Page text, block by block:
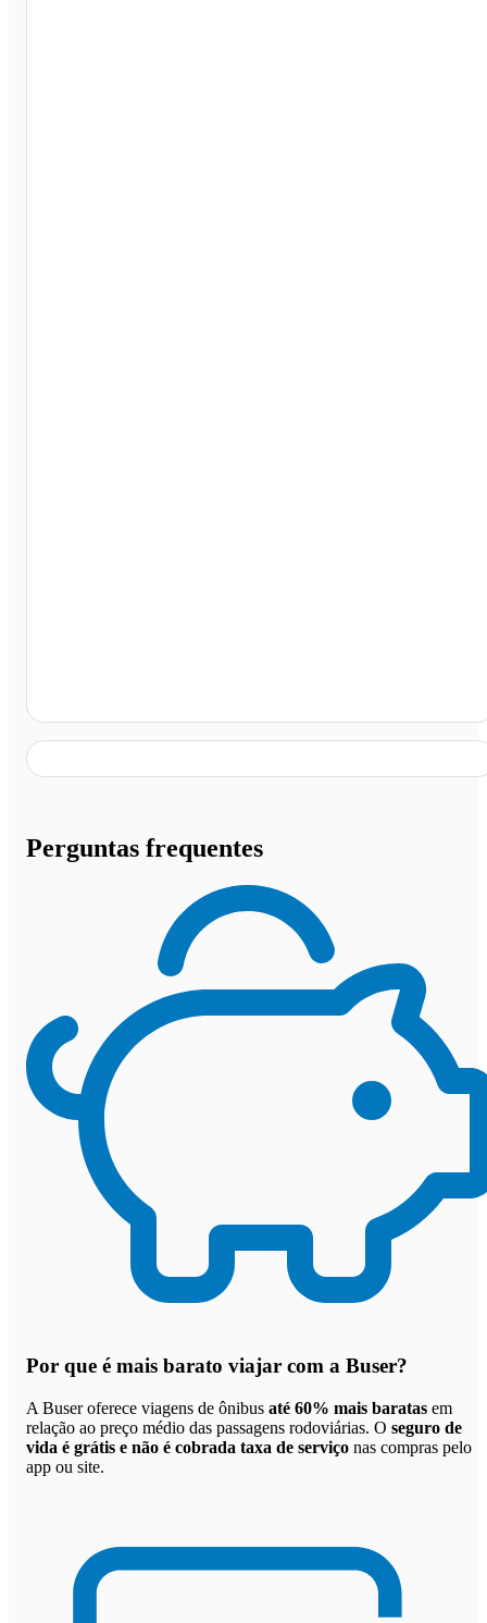
Perguntas frequentes
Por que é mais barato viajar com a Buser?
A Buser oferece viagens de ônibus até 60% mais baratas em
relação ao preço médio das passagens rodoviárias. O seguro de
vida é grátis e não é cobrada taxa de serviço nas compras pelo
app ou site.